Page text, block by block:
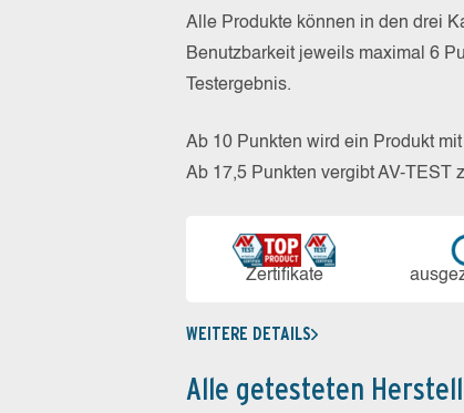
Alle Produkte können in den drei
Benutzbarkeit jeweils maximal 6
Testergebnis.
Ab 10 Punkten wird ein Produkt
Ab 17,5 Punkten vergibt AV-TEST
Zerti­fikate
WEITERE DETAILS
Alle getesteten